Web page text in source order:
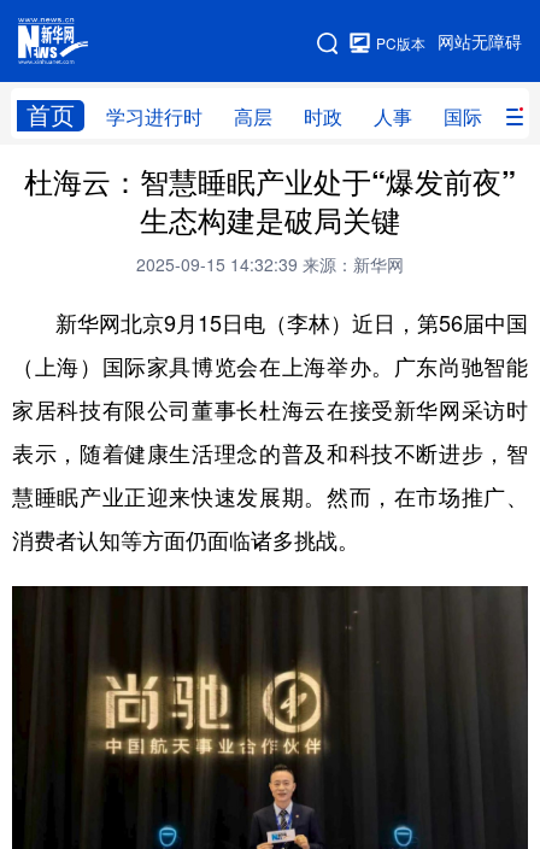
网站无障碍
PC版本
首页 学习进行时 高层 时政 人事 国际 财
网站地图
学习进行时 高层 时政 人事
财经 网评
科技 科创 量子 体育
文化 书画 健康 军事
法律 中央文件 金融 汽车
食品 人居 信息化
学术中国 乡村振兴 银龄 溯源中国
娱乐 时尚
公益 一带一路 亚太网
杜海云：智慧睡眠产业处于“爆发前夜”
生态构建是破局关键
2025-09-15 14:32:39 来源：新华网
新华网北京9月15日电（李林）近日，第56届中国
（上海）国际家具博览会在上海举办。广东尚驰智能
家居科技有限公司董事长杜海云在接受新华网采访时
表示，随着健康生活理念的普及和科技不断进步，智
慧睡眠产业正迎来快速发展期。然而，在市场推广、
消费者认知等方面仍面临诸多挑战。